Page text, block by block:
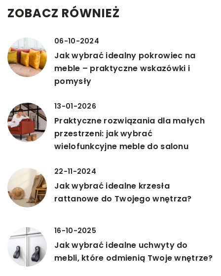
ZOBACZ RÓWNIEŻ
06-10-2024
Jak wybrać idealny pokrowiec na
meble – praktyczne wskazówki i
pomysły
13-01-2026
Praktyczne rozwiązania dla małych
przestrzeni: jak wybrać
wielofunkcyjne meble do salonu
22-11-2024
Jak wybrać idealne krzesła
rattanowe do Twojego wnętrza?
16-10-2025
Jak wybrać idealne uchwyty do
mebli, które odmienią Twoje wnętrze?